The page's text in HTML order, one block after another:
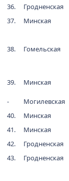
36. Гродненская
37.
Минская
38. Гомельская
39. Минская
- Могилевская
40.
Минская
41.
Минская
42.
Гродненская
43.
Гродненская